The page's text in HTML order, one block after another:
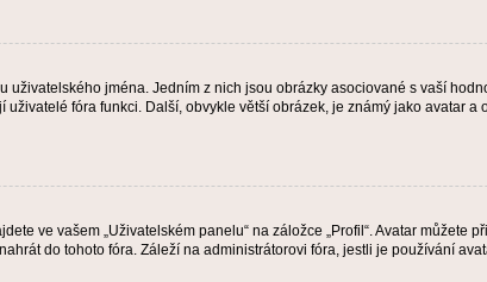
jména. Jedním z nich jsou obrázky asociované s vaší
fóra funkci. Další, obvykle větší obrázek, je známý jako avatar
ve vašem „Uživatelském panelu“ na záložce „Profil“. Avatar můžete
do tohoto fóra. Záleží na administrátorovi fóra, jestli je používání